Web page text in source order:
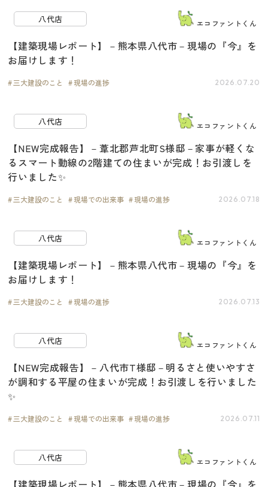
八代店 エコファントくん
【建築現場レポート】－熊本県八代市－現場の『今』を
お届けします！
三大建設のこと 現場の進捗 2026.07.20
八代店 エコファントくん
【NEW完成報告】－葦北郡芦北町S様邸－家事が軽くな
るスマート動線の2階建ての住まいが完成！お引渡しを
行いました✨
三大建設のこと 現場での出来事 現場の進捗 2026.07.18
八代店 エコファントくん
【建築現場レポート】－熊本県八代市－現場の『今』を
お届けします！
三大建設のこと 現場の進捗 2026.07.13
八代店 エコファントくん
【NEW完成報告】－八代市T様邸－明るさと使いやすさ
が調和する平屋の住まいが完成！お引渡しを行いました
✨
三大建設のこと 現場での出来事 現場の進捗 2026.07.11
八代店 エコファントくん
【建築現場レポート】－熊本県八代市－現場の『今』を